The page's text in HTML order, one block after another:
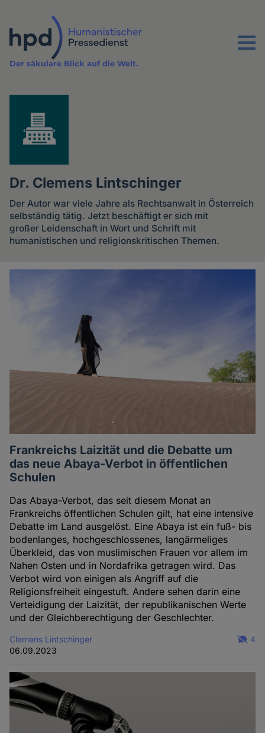
Inhalt
Menu
Der säkulare Blick auf die Welt.
Dr. Clemens Lintschinger
Der Autor war viele Jahre als Rechtsanwalt in Österreich
selbständig tätig. Jetzt beschäftigt er sich mit
großer Leidenschaft in Wort und Schrift mit
humanistischen und religionskritischen Themen.
Frankreichs Laizität und die Debatte um
das neue Abaya-Verbot in öffentlichen
Schulen
Das Abaya-Verbot, das seit diesem Monat an
Frankreichs öffentlichen Schulen gilt, hat eine intensive
Debatte im Land ausgelöst. Eine Abaya ist ein fuß- bis
bodenlanges, hochgeschlossenes, langärmeliges
Überkleid, das von muslimischen Frauen vor allem im
Nahen Osten und in Nordafrika getragen wird. Das
Verbot wird von einigen als Angriff auf die
Religionsfreiheit eingestuft. Andere sehen darin eine
Verteidigung der Laizität, der republikanischen Werte
und der Gleichberechtigung der Geschlechter.
Clemens Lintschinger
06.09.2023
4